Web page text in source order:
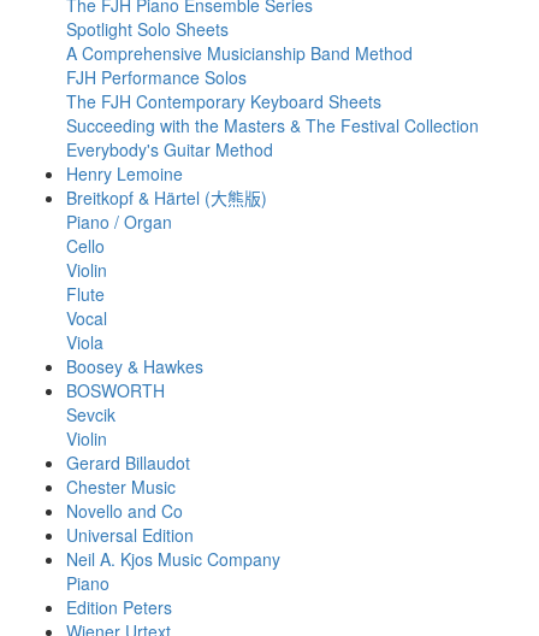
The FJH Piano Ensemble Series
Spotlight Solo Sheets
A Comprehensive Musicianship Band Method
FJH Performance Solos
The FJH Contemporary Keyboard Sheets
Succeeding with the Masters & The Festival Collection
Everybody's Guitar Method
Henry Lemoine
Breitkopf & Härtel (大熊版)
Piano / Organ
Cello
Violin
Flute
Vocal
Viola
Boosey & Hawkes
BOSWORTH
Sevcik
Violin
Gerard Billaudot
Chester Music
Novello and Co
Universal Edition
Neil A. Kjos Music Company
Piano
Edition Peters
Wiener Urtext